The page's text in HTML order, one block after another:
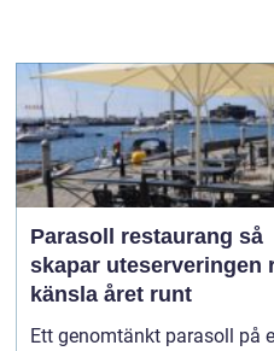
Parasoll restaurang så
skapar uteserveringen
känsla året runt
Ett genomtänkt parasoll på